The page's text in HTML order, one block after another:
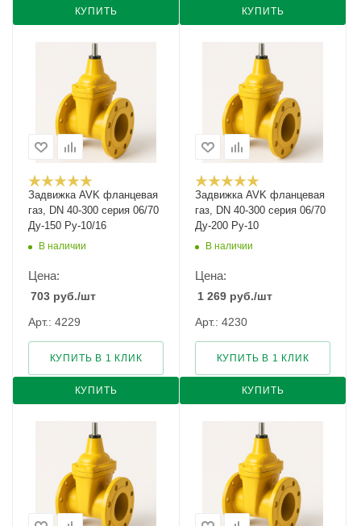
КУПИТЬ КУПИТЬ
Задвижка AVK фланцевая
газ, DN 40-300 серия 06/70
Ду-150 Ру-10/16
В наличии
Цена:
703 руб./шт
Арт.: 4229
КУПИТЬ
КУПИТЬ В 1 КЛИК
Задвижка AVK фланцевая
газ, DN 40-300 серия 06/70
Ду-200 Ру-10
В наличии
Цена:
1 269 руб./шт
Арт.: 4230
КУПИТЬ
КУПИТЬ В 1 КЛИК